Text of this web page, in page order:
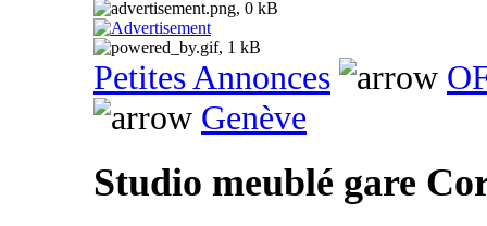
Petites Annonces
Genève
Studio meublé gare